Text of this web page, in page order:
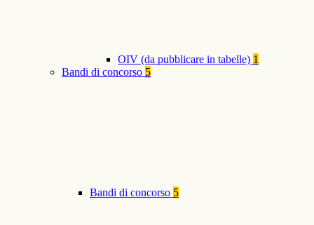
OIV (da pubblicare in tabelle) 1
Bandi di concorso 5
Bandi di concorso 5